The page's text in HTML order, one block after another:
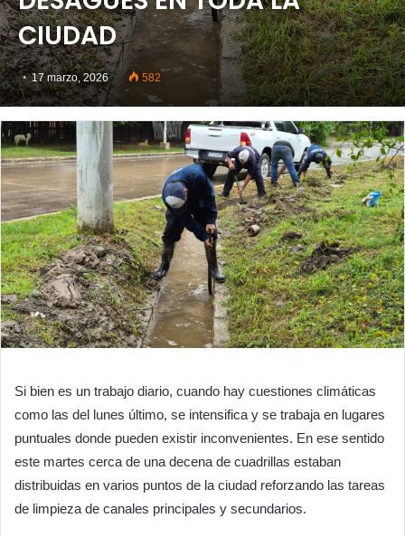
CIUDAD
17 marzo, 2026 582
Si bien es un trabajo diario, cuando hay cuestiones climáticas
como las del lunes último, se intensifica y se trabaja en lugares
puntuales donde pueden existir inconvenientes. En ese sentido
este martes cerca de una decena de cuadrillas estaban
distribuidas en varios puntos de la ciudad reforzando las tareas
de limpieza de canales principales y secundarios.